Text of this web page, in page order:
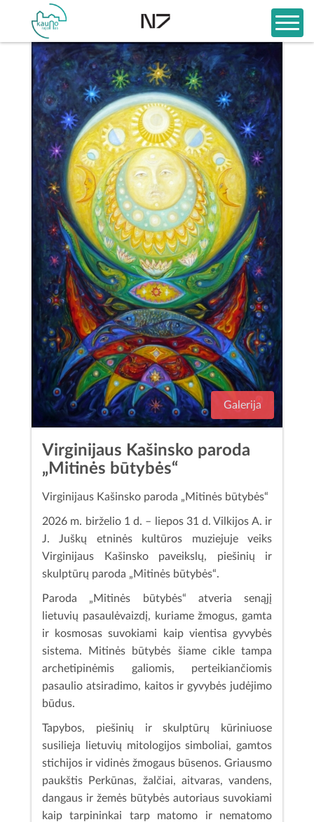
Galerija
Virginijaus Kašinsko paroda
„Mitinės būtybės“
Virginijaus Kašinsko paroda „Mitinės būtybės“
2026 m. birželio 1 d. – liepos 31 d. Vilkijos A. ir
J. Juškų etninės kultūros muziejuje veiks
Virginijaus Kašinsko paveikslų, piešinių ir
skulptūrų paroda „Mitinės būtybės“.
Paroda „Mitinės būtybės“ atveria senąjį
lietuvių pasaulėvaizdį, kuriame žmogus, gamta
ir kosmosas suvokiami kaip vientisa gyvybės
sistema. Mitinės būtybės šiame cikle tampa
archetipinėmis galiomis, perteikiančiomis
pasaulio atsiradimo, kaitos ir gyvybės judėjimo
būdus.
Tapybos, piešinių ir skulptūrų kūriniuose
susilieja lietuvių mitologijos simboliai, gamtos
stichijos ir vidinės žmogaus būsenos. Griausmo
paukštis Perkūnas, žalčiai, aitvaras, vandens,
dangaus ir žemės būtybės autoriaus suvokiami
kaip tarpininkai tarp matomo ir nematomo